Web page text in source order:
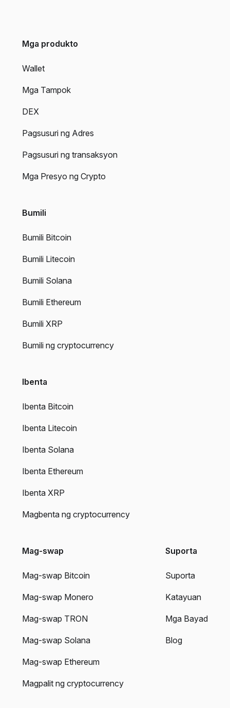
Mga produkto
Wallet
Mga Tampok
DEX
Pagsusuri ng Adres
Pagsusuri ng transaksyon
Mga Presyo ng Crypto
Bumili
Bumili Bitcoin
Bumili Litecoin
Bumili Solana
Bumili Ethereum
Bumili XRP
Bumili ng cryptocurrency
Ibenta
Ibenta Bitcoin
Ibenta Litecoin
Ibenta Solana
Ibenta Ethereum
Ibenta XRP
Magbenta ng cryptocurrency
Mag-swap
Mag-swap Bitcoin
Mag-swap Monero
Mag-swap TRON
Mag-swap Solana
Mag-swap Ethereum
Magpalit ng cryptocurrency
Suporta
Suporta
Katayuan
Mga Bayad
Blog